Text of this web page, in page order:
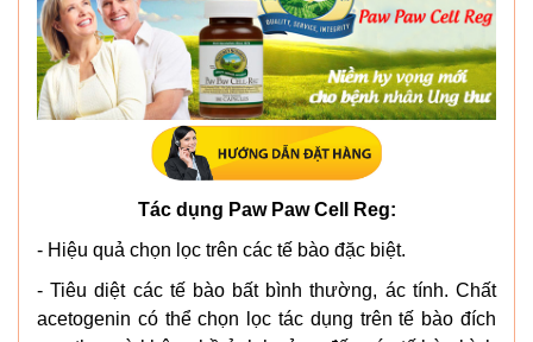
Tác dụng Paw Paw Cell Reg:
- Hiệu quả chọn lọc trên các tế bào đặc biệt.
- Tiêu diệt các tế bào bất bình thường, ác tính. Chất
acetogenin có thể chọn lọc tác dụng trên tế bào đích